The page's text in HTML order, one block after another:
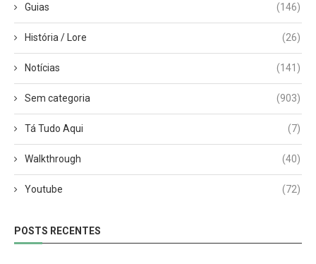
Guias (146)
História / Lore (26)
Notícias (141)
Sem categoria (903)
Tá Tudo Aqui (7)
Walkthrough (40)
Youtube (72)
POSTS RECENTES